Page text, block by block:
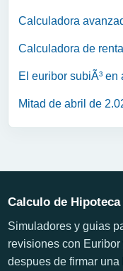
Calculadora
Calculadora de
El euribor subiÃ³
Mitad de abril de
Calculo de Hipoteca
Simuladores y guias
revisiones con
despues de firmar una